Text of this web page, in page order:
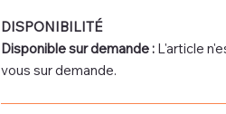
DISPONIBILITÉ
Disponible sur demande : L'article
vous sur demande.